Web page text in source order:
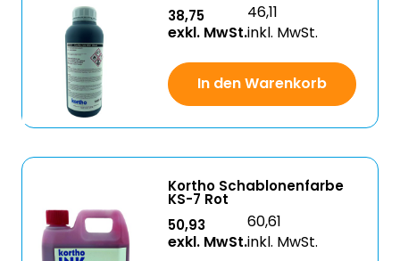
38,75
exkl. MwSt.
46,11
inkl. MwSt.
In den Warenkorb
Kortho Schablonenfarbe
KS-7 Rot
50,93
exkl. MwSt.
60,61
inkl. MwSt.